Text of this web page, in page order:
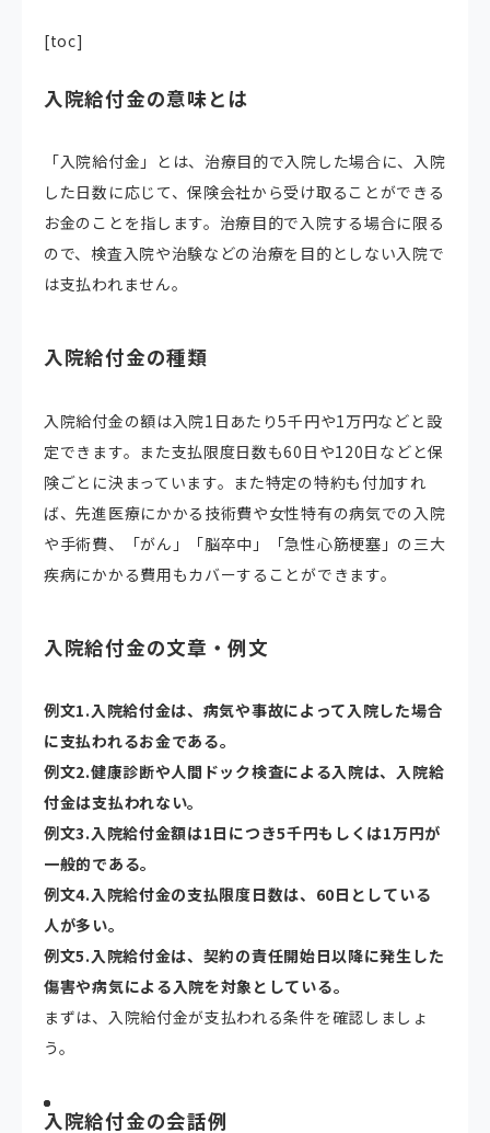
[toc]
入院給付金の意味とは
「入院給付金」とは、治療目的で入院した場合に、入院
した日数に応じて、保険会社から受け取ることができる
お金のことを指します。治療目的で入院する場合に限る
ので、検査入院や治験などの治療を目的としない入院で
は支払われません。
入院給付金の種類
入院給付金の額は入院1日あたり5千円や1万円などと設
定できます。また支払限度日数も60日や120日などと保
険ごとに決まっています。また特定の特約も付加すれ
ば、先進医療にかかる技術費や女性特有の病気での入院
や手術費、「がん」「脳卒中」「急性心筋梗塞」の三大
疾病にかかる費用もカバーすることができます。
入院給付金の文章・例文
例文1. 入院給付金は、病気や事故によって入院した場合
に支払われるお金である。
例文2.健康診断や人間ドック検査による入院は、入院給
付金は支払われない。
例文3. 入院給付金額は1日につき5千円もしくは1万円が
一般的である。
例文4. 入院給付金の支払限度日数は、60日としている
人が多い。
例文5. 入院給付金は、契約の責任開始日以降に発生した
傷害や病気による入院を対象としている。
まずは、入院給付金が支払われる条件を確認しましょ
う。
入院給付金の会話例